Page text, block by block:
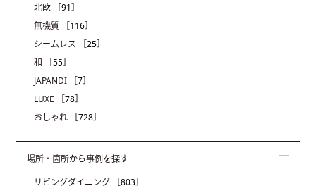
北欧
［91］
無機質
［116］
シームレス
［25］
和
［55］
JAPANDI
［7］
LUXE
［78］
おしゃれ
［728］
場所・箇所から事例を探す
リビングダイニング
［803］